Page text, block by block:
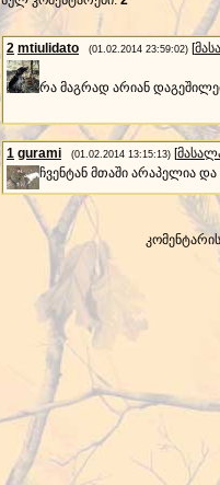
2 mtiulidato (01.02.2014 23:59:02) [
რა მაგრად არიან
1 gurami (01.02.2014 13:15:13) [
ჩვენტან მთაში არაპელია და